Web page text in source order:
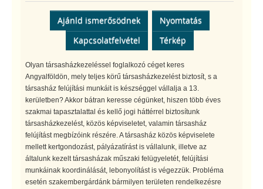
Ajánld ismerősödnek
Nyomtatás
Kapcsolatfelvétel
Térkép
Olyan társasházkezeléssel foglalkozó céget keres
Angyalföldön, mely teljes körű társasházkezelést biztosít, s a
társasház felújítási munkáit is készséggel vállalja a 13.
kerületben? Akkor bátran keresse cégünket, hiszen több éves
szakmai tapasztalattal és kellő jogi háttérrel biztosítunk
társasházkezelést, közös képviseletet, valamin társasház
felújítást megbízóink részére. A társasház közös képviselete
mellett kertgondozást, pályázatírást is vállalunk, illetve az
általunk kezelt társasházak műszaki felügyeletét, felújítási
munkáinak koordinálását, lebonyolítást is végezzük. Probléma
esetén szakembergárdánk bármilyen területen rendelkezésre